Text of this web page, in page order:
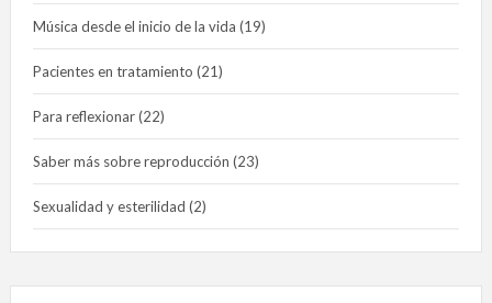
Música desde el inicio de la vida (19)
Pacientes en tratamiento (21)
Para reflexionar(22)
Saber más sobre reproducción (23)
Sexualidad y esterilidad (2)